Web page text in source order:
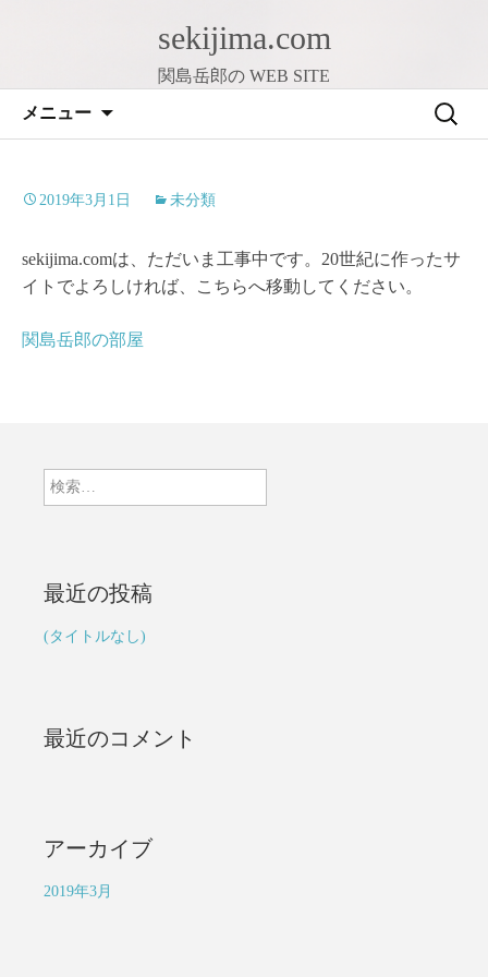
sekijima.com
関島岳郎の WEB SITE
メニュー
ツ
ス
キ
プ
検
2019年3月1日 未分類
sekijima.comは、ただいま工事中です。20世紀に作ったサ
イトでよろしければ、こちらへ移動してください。
関島岳郎の部屋
検
索
最近の投稿
(タイトルなし)
最近のコメント
アーカイブ
2019年3月